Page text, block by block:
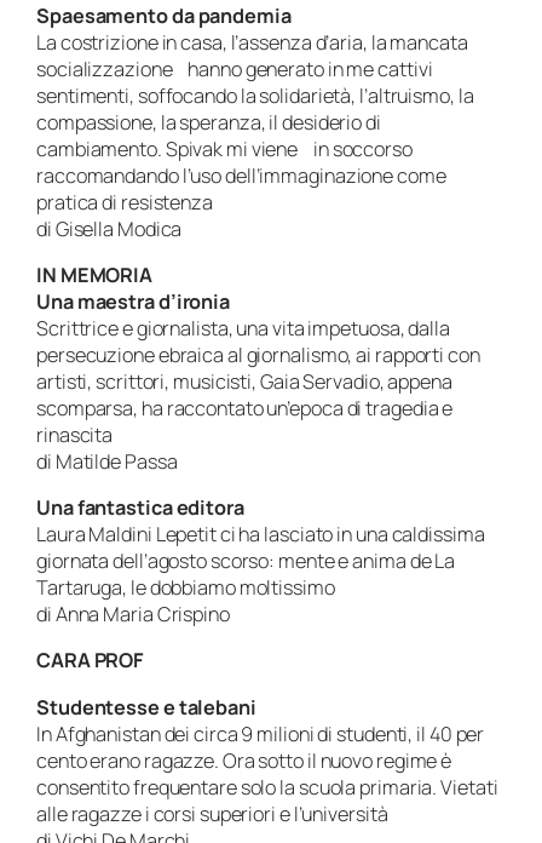
Spaesamento da pandemia
La costrizione in casa, l’assenza d’aria, la mancata
socializzazione hanno generato in me cattivi
sentimenti, soffocando la solidarietà, l’altruismo, la
compassione, la speranza, il desiderio di
cambiamento. Spivak mi viene in soccorso
raccomandando l’uso dell’immaginazione come
pratica di resistenza
di Gisella Modica
IN MEMORIA
Una maestra d’ironia
Scrittrice e giornalista, una vita impetuosa, dalla
persecuzione ebraica al giornalismo, ai rapporti con
artisti, scrittori, musicisti, Gaia Servadio, appena
scomparsa, ha raccontato un’epoca di tragedia e
rinascita
di Matilde Passa
Una fantastica editora
Laura Maldini Lepetit ci ha lasciato in una caldissima
giornata dell’agosto scorso: mente e anima de La
Tartaruga, le dobbiamo moltissimo
di Anna Maria Crispino
CARA PROF
Studentesse e talebani
In Afghanistan dei circa 9 milioni di studenti, il 40 per
cento erano ragazze. Ora sotto il nuovo regime è
consentito frequentare solo la scuola primaria. Vietati
alle ragazze i corsi superiori e l’università